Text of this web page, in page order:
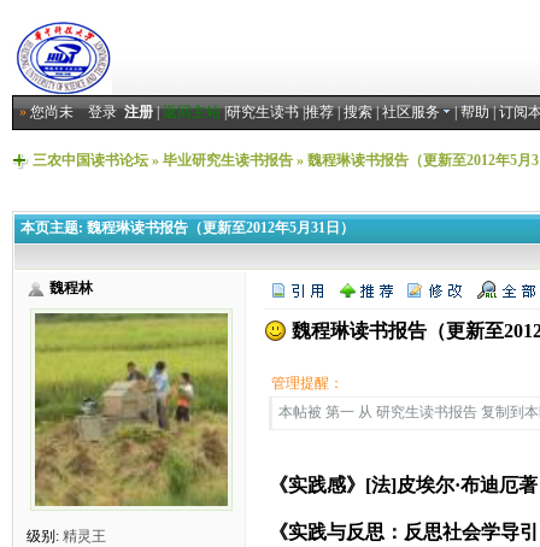
»您尚未登录 注册|返回主站|研究生读书|推荐|搜索|社区服务 |帮助|订阅
三农中国读书论坛» 毕业研究生读书报告» 魏程琳读书报告（更新至2012年5月
本页主题: 魏程琳读书报告（更新至2012年5月31日）
魏程林
级别: 精灵王
魏程琳读书报告（更新至
管理提醒：
本帖被 第一 从 研究生读书报告 复制到
《实践感》[法]皮埃尔·布迪厄
《实践与反思：反思社会学导